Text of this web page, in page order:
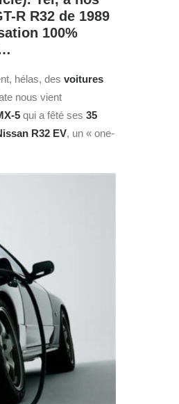
R R32 de 1989
100%
hélas, des voitures
nous vient
5 qui a fêté ses 35
R32 EV, un « one-